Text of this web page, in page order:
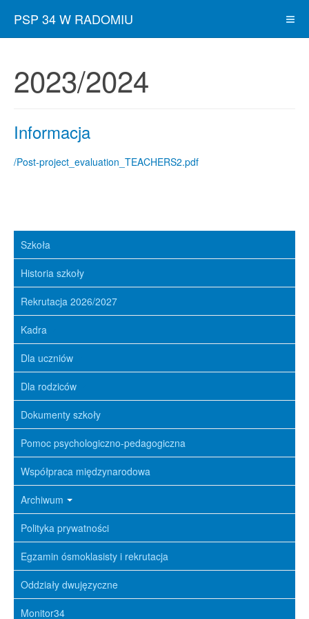
PSP 34 W RADOMIU
2023/2024
Informacja
/Post-project_evaluation_TEACHERS2.pdf
Szkoła
Historia szkoły
Rekrutacja 2026/2027
Kadra
Dla uczniów
Dla rodziców
Dokumenty szkoły
Pomoc psychologiczno-pedagogiczna
Współpraca międzynarodowa
Archiwum
Polityka prywatności
Egzamin ósmoklasisty i rekrutacja
Oddziały dwujęzyczne
Monitor34